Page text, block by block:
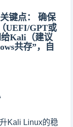
键点： 确保
UEFI/GPT或
Kali（建议
共存”，自
Kali Linux的稳